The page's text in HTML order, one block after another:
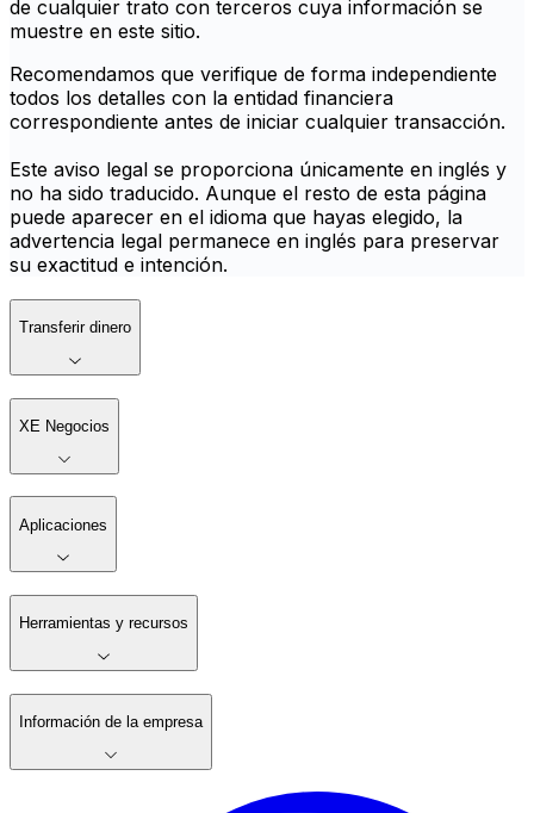
de cualquier trato con terceros cuya información se
muestre en este sitio.
Recomendamos que verifique de forma independiente
todos los detalles con la entidad financiera
correspondiente antes de iniciar cualquier transacción.
Este aviso legal se proporciona únicamente en inglés y
no ha sido traducido. Aunque el resto de esta página
puede aparecer en el idioma que hayas elegido, la
advertencia legal permanece en inglés para preservar
su exactitud e intención.
Transferir dinero
XE Negocios
Aplicaciones
Herramientas y recursos
Información de la empresa